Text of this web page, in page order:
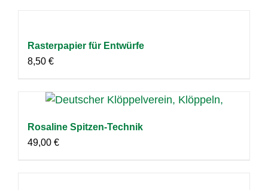
Rasterpapier für Entwürfe
8,50 €
Rosaline Spitzen-Technik
49,00 €